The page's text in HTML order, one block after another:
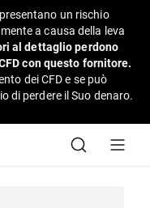
un rischio
a causa della leva
al dettaglio perdono
con questo fornitore.
dei CFD e se può
di perdere il Suo denaro.